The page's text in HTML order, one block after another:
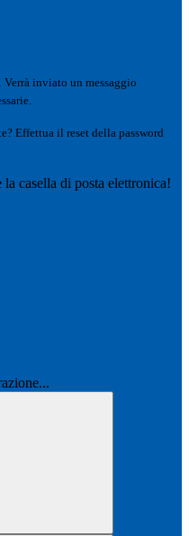
Verrà inviato un messaggio
Effettua il reset della password
casella di posta elettronica!